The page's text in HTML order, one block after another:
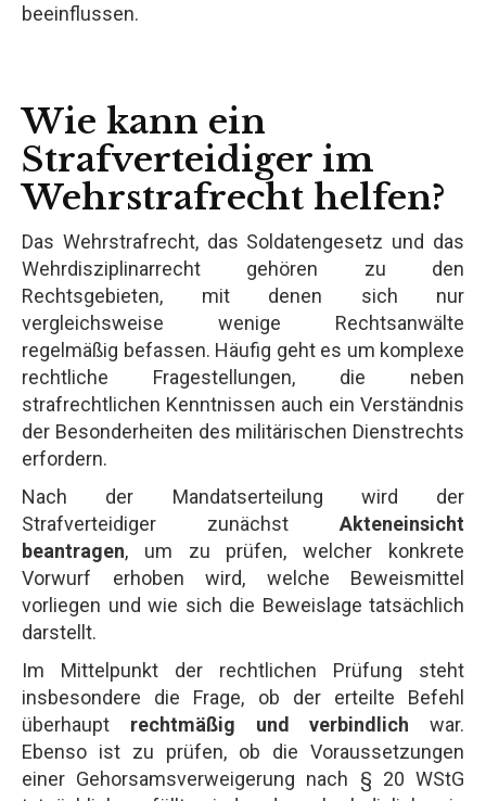
beeinflussen.
Wie kann ein
Strafverteidiger im
Wehrstrafrecht helfen?
Das Wehrstrafrecht, das Soldatengesetz und das
Wehrdisziplinarrecht gehören zu den
Rechtsgebieten, mit denen sich nur
vergleichsweise wenige Rechtsanwälte
regelmäßig befassen. Häufig geht es um komplexe
rechtliche Fragestellungen, die neben
strafrechtlichen Kenntnissen auch ein Verständnis
der Besonderheiten des militärischen Dienstrechts
erfordern.
Nach der Mandatserteilung wird der
Strafverteidiger zunächst Akteneinsicht
beantragen, um zu prüfen, welcher konkrete
Vorwurf erhoben wird, welche Beweismittel
vorliegen und wie sich die Beweislage tatsächlich
darstellt.
Im Mittelpunkt der rechtlichen Prüfung steht
insbesondere die Frage, ob der erteilte Befehl
überhaupt rechtmäßig und verbindlich war.
Ebenso ist zu prüfen, ob die Voraussetzungen
einer Gehorsamsverweigerung nach § 20 WStG